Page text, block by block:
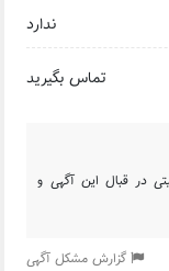
ندارد
تماس بگیرید
در قبال این آگهی و
گزارش مشکل آگهی